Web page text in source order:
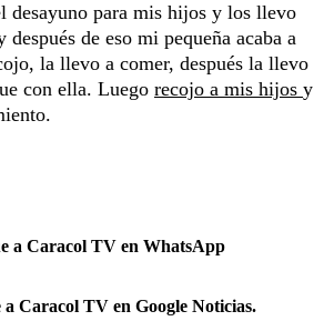
desayuno para mis hijos y los llevo
de eso mi pequeña acaba a
la llevo a comer, después la llevo
con ella. Luego recojo a mis hijos y
a Caracol TV en WhatsApp
a Caracol TV en Google Noticias.